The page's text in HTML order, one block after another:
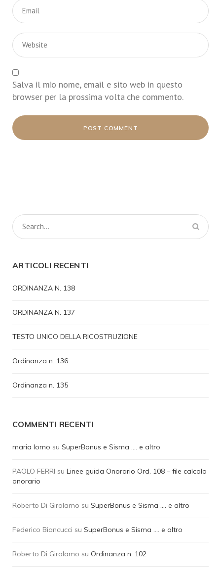
Salva il mio nome, email e sito web in questo
browser per la prossima volta che commento.
ARTICOLI RECENTI
ORDINANZA N. 138
ORDINANZA N. 137
TESTO UNICO DELLA RICOSTRUZIONE
Ordinanza n. 136
Ordinanza n. 135
COMMENTI RECENTI
maria lomo su SuperBonus e Sisma …. e altro
PAOLO FERRI su Linee guida Onorario Ord. 108 – file calcolo
onorario
Roberto Di Girolamo su SuperBonus e Sisma …. e altro
Federico Biancucci su SuperBonus e Sisma …. e altro
Roberto Di Girolamo su Ordinanza n. 102